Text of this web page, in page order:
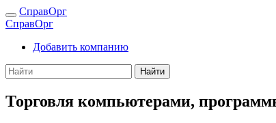
СправОрг
СправОрг
Добавить компанию
Найти
Торговля компьютерами,